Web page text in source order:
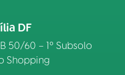
DF
50/60 – 1º Subsolo
Shopping